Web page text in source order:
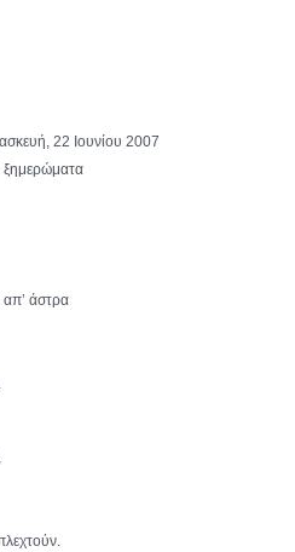
22 Ιουνίου 2007
ξημερώματα
άστρα